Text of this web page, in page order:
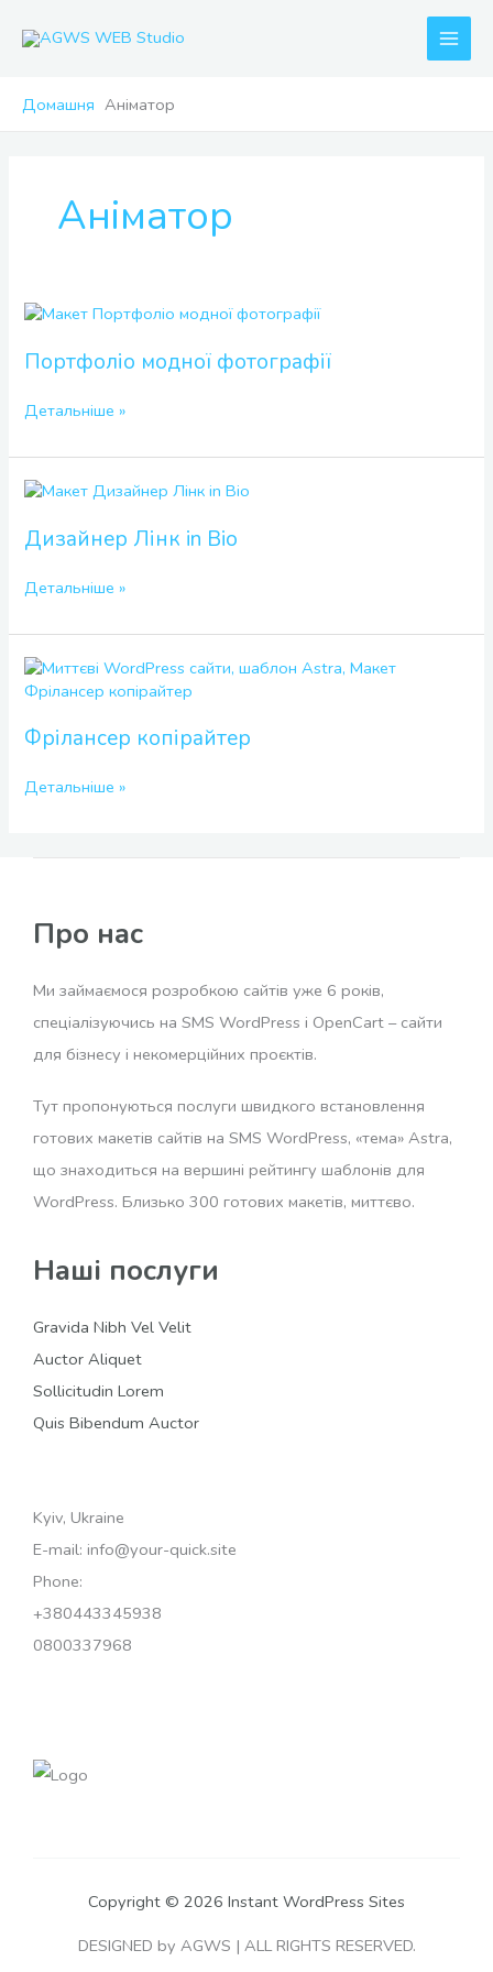
Домашня Аніматор
Аніматор
Портфоліо модної фотографії
Портфоліо
фотографії
Детальніше »
Дизайнер Лінк in Bio
Дизайнер
in
Детальніше »
Фрілансер копірайтер
Фрілансер
копірайтер
Детальніше »
Про нас
Ми займаємося розробкою сайтів уже 6 років,
спеціалізуючись на SMS WordPress і OpenCart – сайти
для бізнесу і некомерційних проєктів.
Тут пропонуються послуги швидкого встановлення
готових макетів сайтів на SMS WordPress, «тема» Astra,
що знаходиться на вершині рейтингу шаблонів для
WordPress. Близько 300 готових макетів, миттєво.
Наші послуги
Gravida Nibh Vel Velit
Auctor Aliquet
Sollicitudin Lorem
Quis Bibendum Auctor
Kyiv, Ukraine
E-mail: info@your-quick.site
Phone:
+380443345938
0800337968
Copyright © 2026 Instant WordPress Sites
DESIGNED by AGWS | ALL RIGHTS RESERVED.